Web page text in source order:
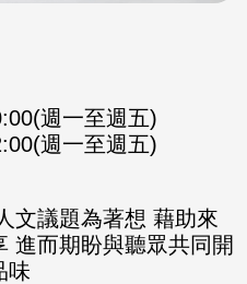
週一至週五)
週一至週五)
文議題為著想 藉助來
進而期盼與聽眾共同開
味